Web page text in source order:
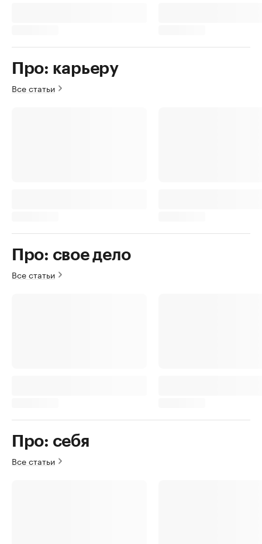
Про: карьеру
Все статьи
Про: свое дело
Все статьи
Про: себя
Все статьи